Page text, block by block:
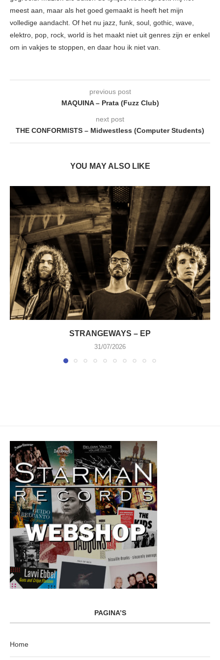
meest aan, maar als het goed gemaakt is heeft het mijn
volledige aandacht. Of het nu jazz, funk, soul, gothic, wave,
elektro, pop, rock, world is het maakt niet uit genres zijn er enkel
om in vakjes te stoppen, en daar hou ik niet van.
previous post
MAQUINA – Prata (Fuzz Club)
next post
THE CONFORMISTS – Midwestless (Computer Students)
YOU MAY ALSO LIKE
STRANGEWAYS – EP
31/07/2026
PAGINA’S
Home